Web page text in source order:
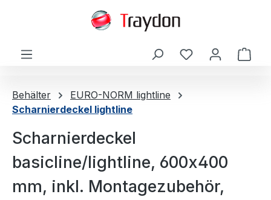
Behälter
EURO-NORM lightline
Scharnierdeckel lightline
Scharnierdeckel
basicline/lightline, 600x400
mm, inkl. Montagezubehör,